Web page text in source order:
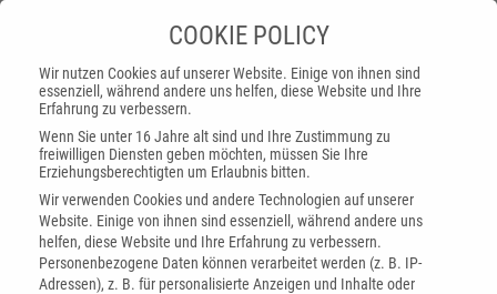
COOKIE POLICY
Wir nutzen Cookies auf unserer Website. Einige von ihnen sind
essenziell, während andere uns helfen, diese Website und Ihre
Erfahrung zu verbessern.
Wenn Sie unter 16 Jahre alt sind und Ihre Zustimmung zu
freiwilligen Diensten geben möchten, müssen Sie Ihre
Erziehungsberechtigten um Erlaubnis bitten.
Wir verwenden Cookies und andere Technologien auf unserer
Website. Einige von ihnen sind essenziell, während andere uns
helfen, diese Website und Ihre Erfahrung zu verbessern.
Personenbezogene Daten können verarbeitet werden (z. B. IP-
Adressen), z. B. für personalisierte Anzeigen und Inhalte oder